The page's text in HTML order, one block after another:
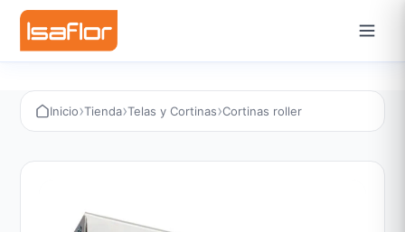
Inicio›Tienda›Telas y Cortinas›Cortinas roller